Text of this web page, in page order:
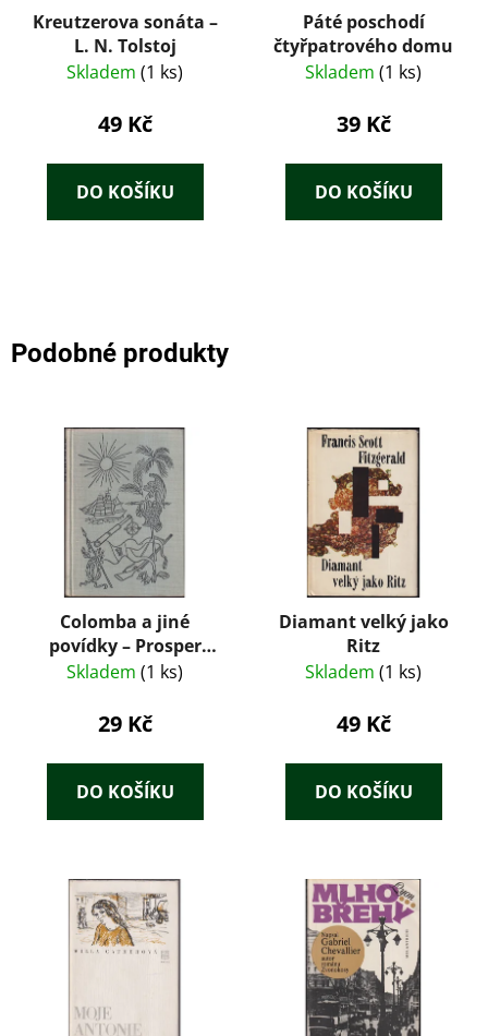
Kreutzerova sonáta –
L. N. Tolstoj
Skladem (1 ks)
49 Kč
DO KOŠÍKU
Páté poschodí
čtyřpatrového domu
Skladem (1 ks)
39 Kč
DO KOŠÍKU
Podobné produkty
Colomba a jiné
povídky – Prosper
Mérimée (1959)
Skladem (1 ks)
29 Kč
DO KOŠÍKU
Diamant velký jako
Ritz
Skladem (1 ks)
49 Kč
DO KOŠÍKU